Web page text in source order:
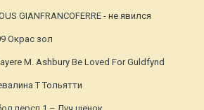
GIANFRANCOFERRE - не явился
Окрас зол
M. Ashbury Be Loved For Guldfynd
Т Тольятти